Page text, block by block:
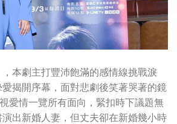
，本劇主打豐沛飽滿的感情線挑戰淚
揭開序幕，面對悲劇後笑著哭著的鏡
愛情一覽所有面向，緊扣時下議題無
出新婚人妻，但丈夫卻在新婚幾小時